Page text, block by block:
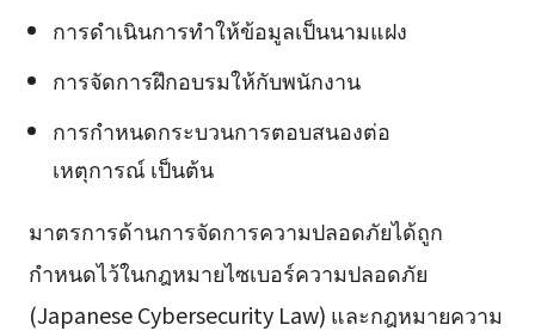
การดำเนินการทำให้ข้อมูลเป็นนามแฝง
การจัดการฝึกอบรมให้กับพนักงาน
การกำหนดกระบวนการตอบสนองต่อ
เหตุการณ์ เป็นต้น
มาตรการด้านการจัดการความปลอดภัยได้ถูก
กำหนดไว้ในกฎหมายไซเบอร์ความปลอดภัย
(Japanese Cybersecurity Law) และกฎหมายความ